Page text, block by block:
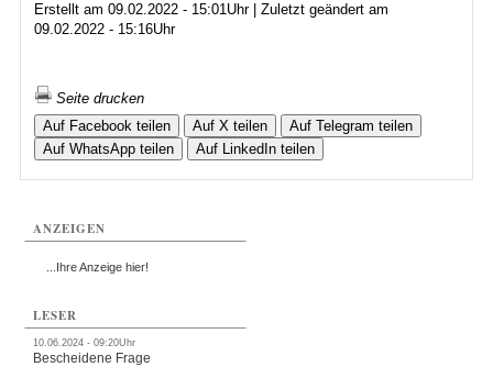
Erstellt am 09.02.2022 - 15:01Uhr | Zuletzt geändert am
09.02.2022 - 15:16Uhr
Seite drucken
Auf Facebook teilen
Auf X teilen
Auf Telegram teilen
Auf WhatsApp teilen
Auf LinkedIn teilen
ANZEIGEN
...Ihre Anzeige hier!
LESER
10.06.2024 - 09:20Uhr
Bescheidene Frage